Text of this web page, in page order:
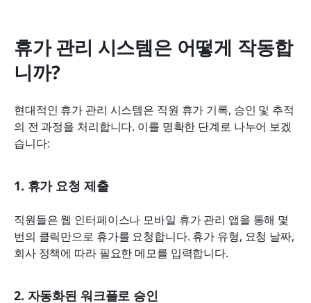
휴가 관리 시스템은 어떻게 작동합
니까?
현대적인 휴가 관리 시스템은 직원 휴가 기록, 승인 및 추적
의 전 과정을 처리합니다. 이를 명확한 단계로 나누어 보겠
습니다:
1. 휴가 요청 제출
직원들은 웹 인터페이스나 모바일 휴가 관리 앱을 통해 몇
번의 클릭만으로 휴가를 요청합니다. 휴가 유형, 요청 날짜,
회사 정책에 따라 필요한 메모를 입력합니다.
2. 자동화된 워크플로 승인